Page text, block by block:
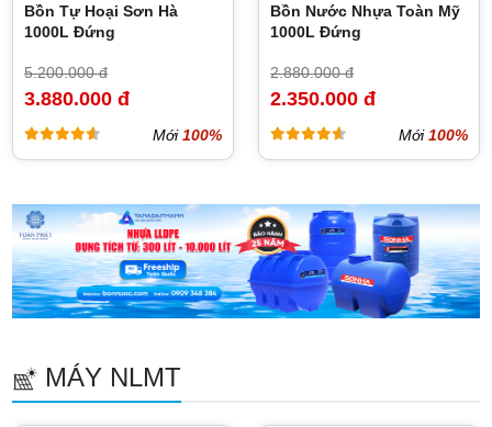
Bồn Tự Hoại Sơn Hà
1000L Đứng
5.200.000 đ
3.880.000 đ
Mới100%
Bồn Nước Nhựa Toàn Mỹ
1000L Đứng
2.880.000 đ
2.350.000 đ
Mới100%
MÁY NLMT